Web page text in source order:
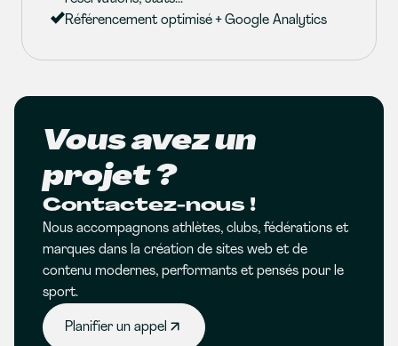
Référencement optimisé + Google Analytics
Vous avez un
projet ?
Contactez-nous !
Nous accompagnons athlètes, clubs, fédérations et
marques dans la création de sites web et de
contenu modernes, performants et pensés pour le
sport.
Planifier un appel